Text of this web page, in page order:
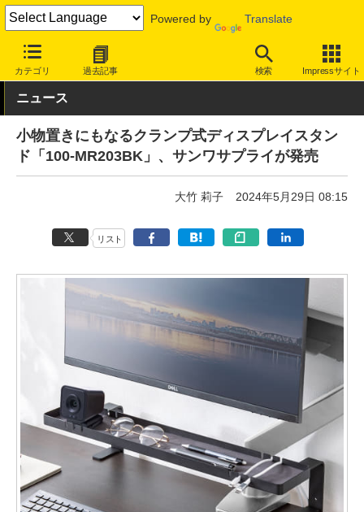
Powered by Translate
カテゴリ 過去記事 検索 Impressサイト
INTERNET Watch ハードウェア
ニュース
小物置きにもなるクランプ式ディスプレイスタン
ド「100-MR203BK」、サンワサプライが発売
大竹 莉子 2024年5月29日 08:15
リスト